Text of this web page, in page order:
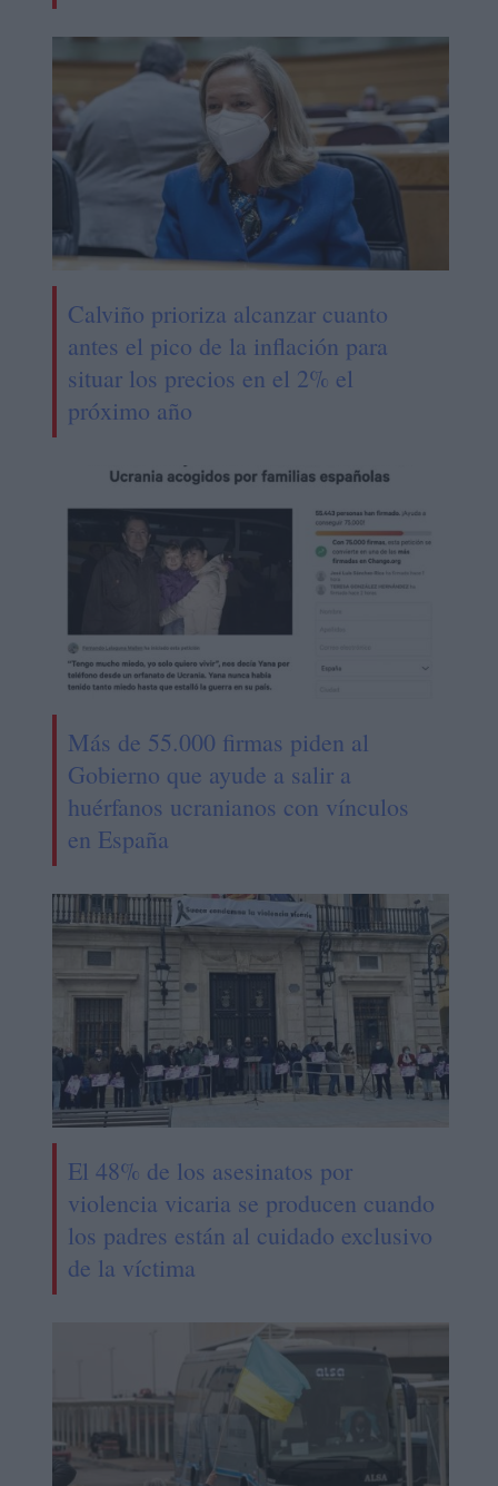
Calviño prioriza alcanzar cuanto
antes el pico de la inflación para
situar los precios en el 2% el
próximo año
Más de 55.000 firmas piden al
Gobierno que ayude a salir a
huérfanos ucranianos con vínculos
en España
El 48% de los asesinatos por
violencia vicaria se producen cuando
los padres están al cuidado exclusivo
de la víctima